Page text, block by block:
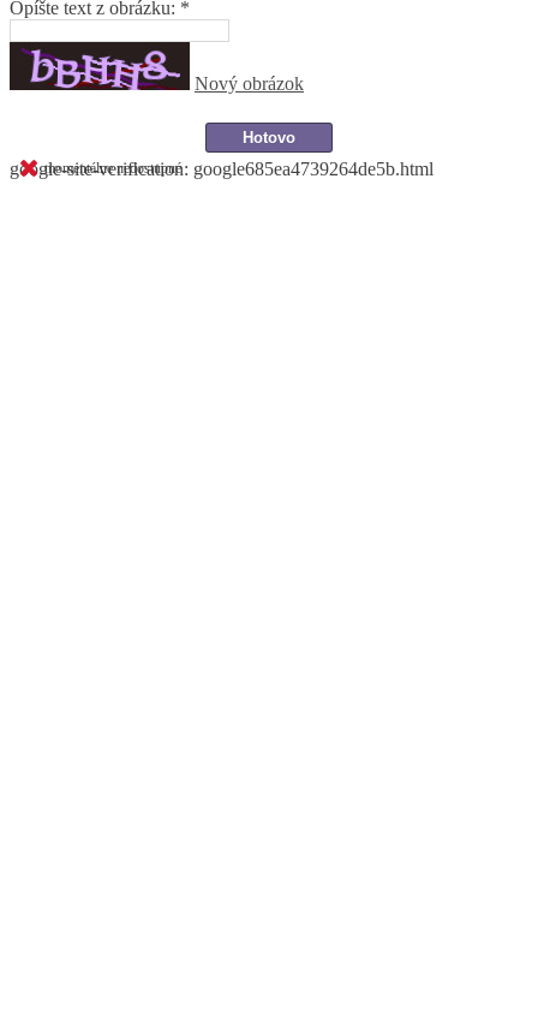
momentálne nedostupné
Opíšte text z obrázku: *
Nový obrázok
google-site-verification: google685ea4739264de5b.html